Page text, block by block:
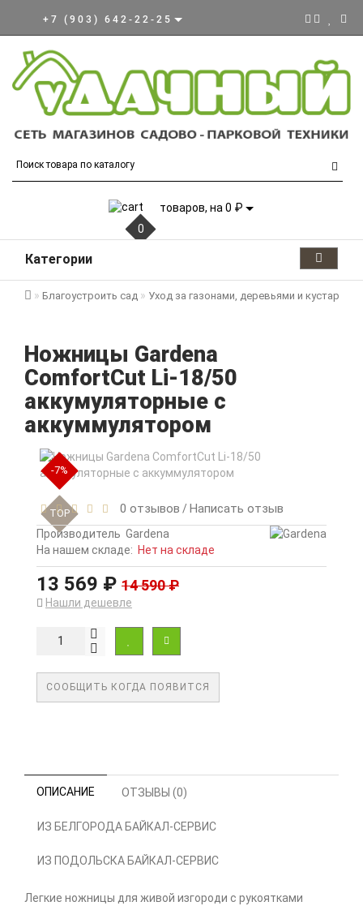
+7 (903) 642-22-25
0
товаров, на 0 ₽
Категории
Благоустроить сад Уход за газонами, деревьями и
Ножницы Gardena
ComfortCut Li-18/50
аккумуляторные с
аккуммулятором
-7%
TOP 0 отзывов /Написать отзыв
Производитель Gardena
На нашем складе: Нет на складе
13 569 ₽ 14 590 ₽
Нашли дешевле
СООБЩИТЬ КОГДА ПОЯВИТСЯ
ОПИСАНИЕ ОТЗЫВЫ (0)
ИЗ БЕЛГОРОДА БАЙКАЛ-СЕРВИС
ИЗ ПОДОЛЬСКА БАЙКАЛ-СЕРВИС
Легкие ножницы для живой изгороди с рукоятками